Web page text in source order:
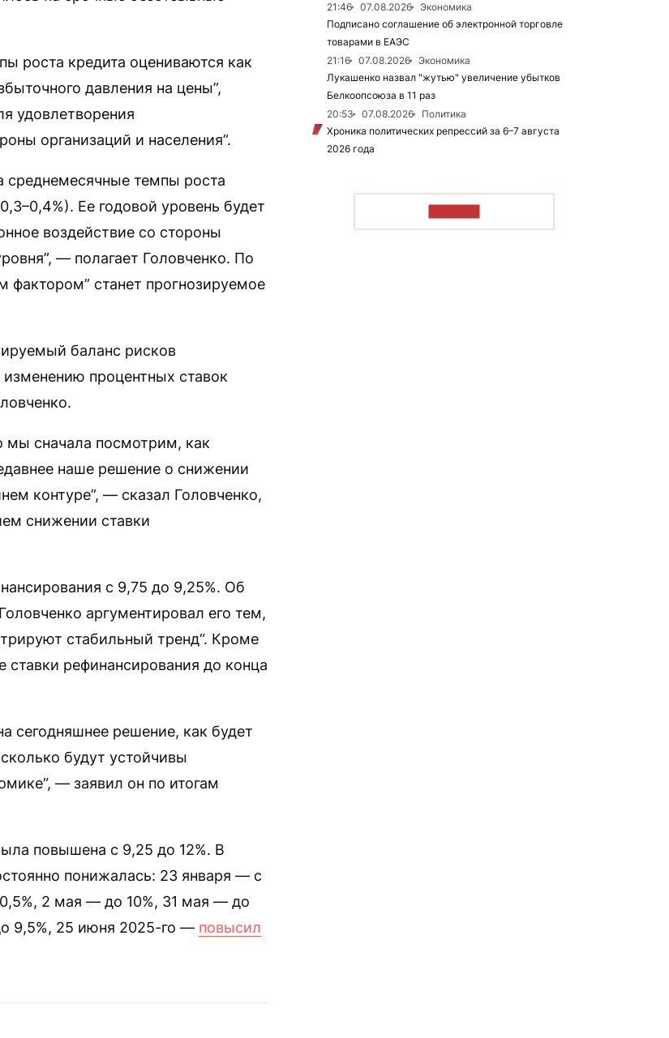
роста кредита оцениваются как
давления на цены”,
удовлетворения
организаций и населения”.
среднемесячные темпы роста
Ее годовой уровень будет
воздействие со стороны
— полагает Головченко. По
станет прогнозируемое
баланс рисков
процентных ставок
мы сначала посмотрим, как
наше решение о снижении
контуре”, — сказал Головченко,
снижении ставки
с 9,75 до 9,25%. Об
аргументировал его тем,
стабильный тренд“. Кроме
рефинансирования до конца
сегодняшнее решение, как будет
будут устойчивы
— заявил он по итогам
повышена с 9,25 до 12%. В
понижалась: 23 января — с
2 мая — до 10%, 31 мая — до
9,5%, 25 июня 2025-го — повысил
21:46
07.08.2026
Экономика
Подписано соглашение об электронной торговле
товарами в ЕАЭС
21:16
07.08.2026
Экономика
Лукашенко назвал "жутью" увеличение убытков
Белкоопсоюза в 11 раз
20:53
07.08.2026
Политика
Хроника политических репрессий за 6–7 августа
2026 года